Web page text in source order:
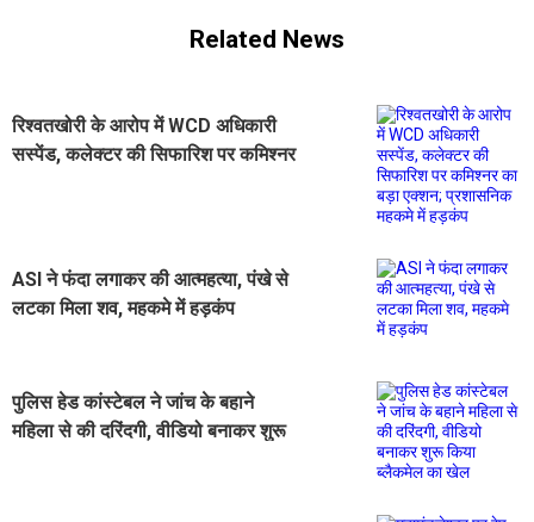
Related News
रिश्वतखोरी के आरोप में WCD अधिकारी
सस्पेंड, कलेक्टर की सिफारिश पर कमिश्नर
ASI ने फंदा लगाकर की आत्महत्या, पंखे से
लटका मिला शव, महकमे में हड़कंप
पुलिस हेड कांस्टेबल ने जांच के बहाने
महिला से की दरिंदगी, वीडियो बनाकर शुरू